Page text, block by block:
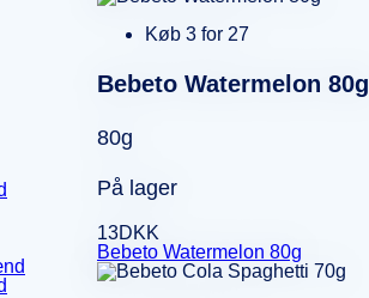
Køb 3 for 27
Bebeto Watermelon 80g
80g
På lager
13DKK
Bebeto Watermelon 80g